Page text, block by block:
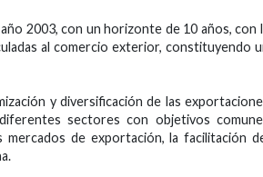
2003, con un horizonte de 10 años, con
al comercio exterior, constituyendo
y diversificación de las
sectores con objetivos
de exportación, la facilitación